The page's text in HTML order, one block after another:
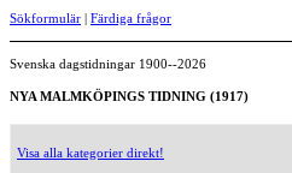
Sökformulär | Färdiga frågor
Svenska dagstidningar 1900--2026
NYA MALMKÖPINGS TIDNING (1917)
Visa alla kategorier direkt!